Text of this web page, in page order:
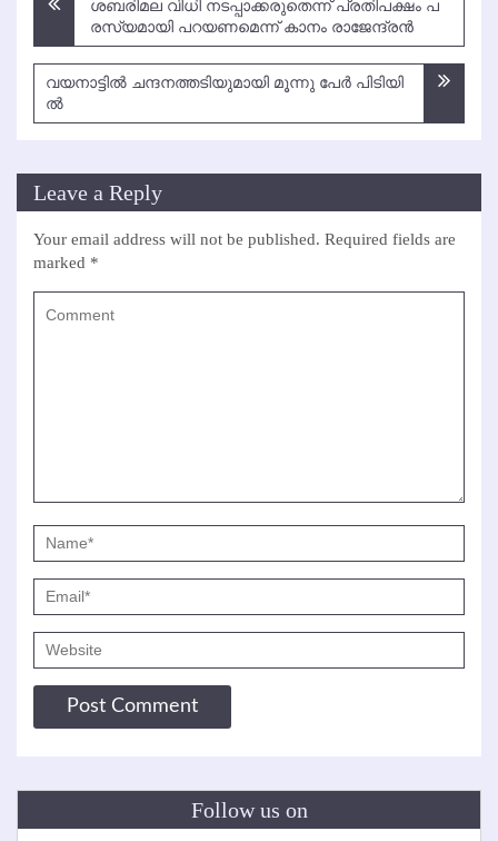
navigation
ശ​ബ​രി​മ​ല വി​ധി ന​ട​പ്പാ​ക്ക​രു​തെ​ന്ന് പ്ര​തി​പ​ക്ഷം പ​
ര​സ്യ​മാ​യി പ​റ​യ​ണ​മെ​ന്ന് കാ​നം രാ​ജേ​ന്ദ്ര​ന്‍
വ​യ​നാ​ട്ടി​ല്‍ ച​ന്ദ​ന​ത്ത​ടി​യു​മാ​യി മൂ​ന്നു പേ​ര്‍ പി​ടി​യി​
ല്‍
Leave a Reply
Your email address will not be published. Required fields are
marked *
Follow us on